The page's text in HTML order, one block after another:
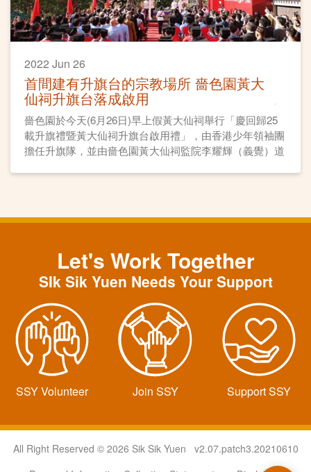
2022 Jun 26
首間建有升旗台的宗教場所 嗇色園黃大
仙祠升旗台落成啟用
嗇色園於今天(6月26日)早上假黃大仙祠舉行「慶回歸25
載升旗禮暨黃大仙祠升旗台啟用禮」，由香港少年領袖團
擔任升旗隊，並由嗇色園黃大仙祠監院李耀輝（義覺）道
Let's Work Together
SIk Sik Yuen Needs Your Support
SSY Volunteer Join SSY Support SSY
All Right Reserved © 2026 Sik Sik Yuen v2.07.patch3.20210610